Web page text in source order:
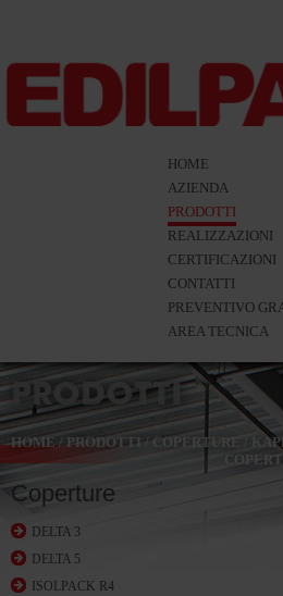
HOME
AZIENDA
PRODOTTI
REALIZZAZIONI
CERTIFICAZIONI
CONTATTI
PREVENTIVO
AREA TECNICA
PRODOTTI
HOME/ PRODOTTI / COPERTURE
Coperture
DELTA 3
DELTA 5
ISOLPACK R4